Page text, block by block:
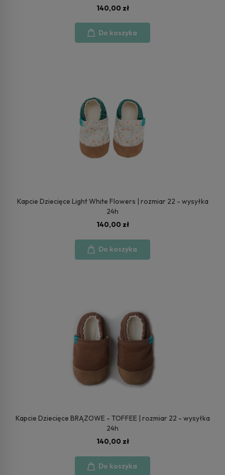
140,00 zł
Do koszyka
Kapcie Dziecięce Light White Flowers | rozmiar 22 - wysyłka
24h
140,00 zł
Do koszyka
Kapcie Dziecięce BRĄZOWE - TOFFEE | rozmiar 22 - wysyłka
24h
140,00 zł
Do koszyka